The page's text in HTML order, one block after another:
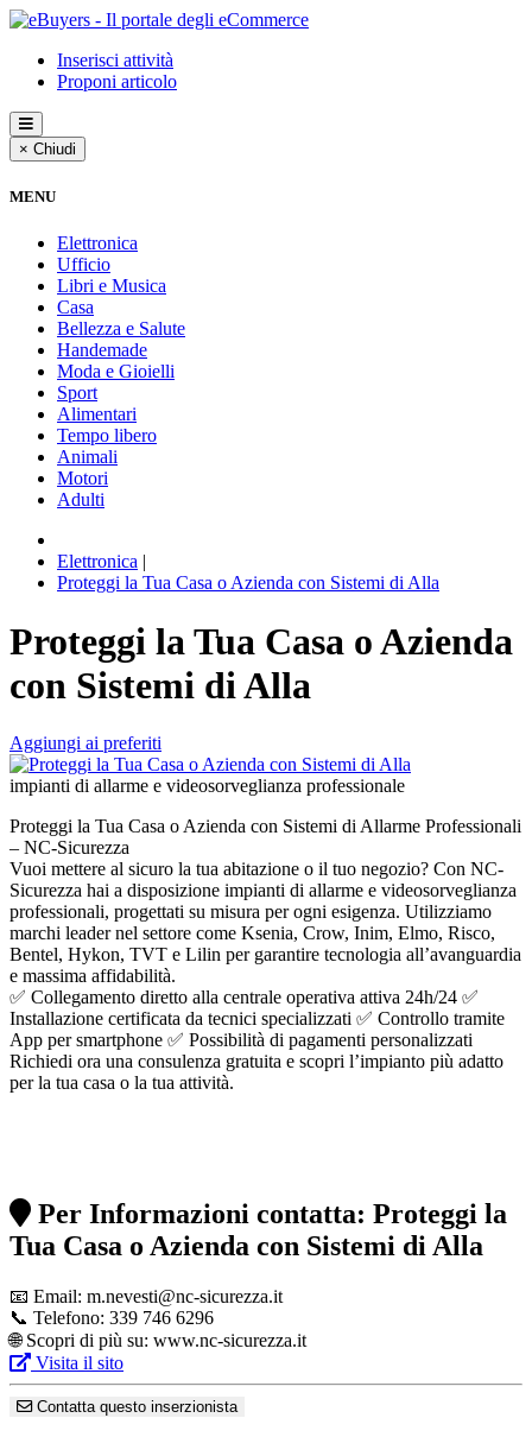
Inserisci attività
Proponi articolo
× Chiudi
MENU
Elettronica
Ufficio
Libri e Musica
Casa
Bellezza e Salute
Handemade
Moda e Gioielli
Sport
Alimentari
Tempo libero
Animali
Motori
Adulti
Elettronica |
Proteggi la Tua Casa o Azienda con Sistemi di Alla
Proteggi la Tua Casa o Azienda
con Sistemi di Alla
Aggiungi ai preferiti
impianti di allarme e videosorveglianza professionale
Proteggi la Tua Casa o Azienda con Sistemi di Allarme Professionali
– NC-Sicurezza
Vuoi mettere al sicuro la tua abitazione o il tuo negozio? Con NC-
Sicurezza hai a disposizione impianti di allarme e videosorveglianza
professionali, progettati su misura per ogni esigenza. Utilizziamo
marchi leader nel settore come Ksenia, Crow, Inim, Elmo, Risco,
Bentel, Hykon, TVT e Lilin per garantire tecnologia all’avanguardia
e massima affidabilità.
✅ Collegamento diretto alla centrale operativa attiva 24h/24 ✅
Installazione certificata da tecnici specializzati ✅ Controllo tramite
App per smartphone ✅ Possibilità di pagamenti personalizzati
Richiedi ora una consulenza gratuita e scopri l’impianto più adatto
per la tua casa o la tua attività.
Per Informazioni contatta: Proteggi la
Tua Casa o Azienda con Sistemi di Alla
📧 Email: m.nevesti@nc-sicurezza.it
📞 Telefono: 339 746 6296
🌐 Scopri di più su: www.nc-sicurezza.it
Visita il sito
Contatta questo inserzionista